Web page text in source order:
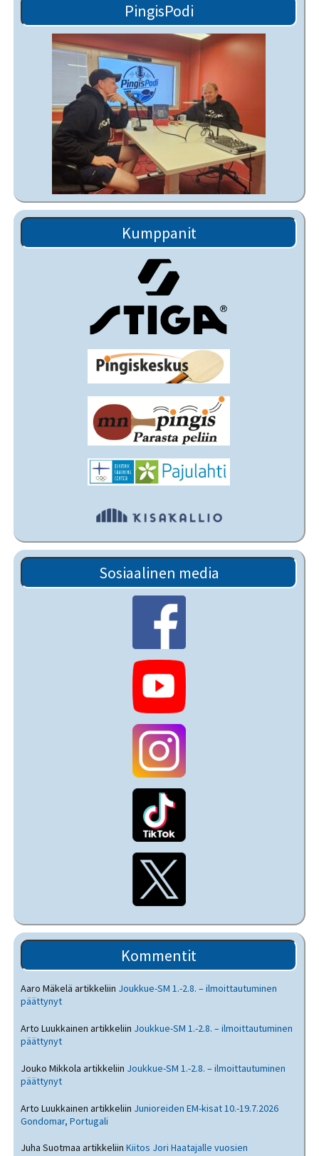
PingisPodi
Kumppanit
Sosiaalinen media
Kommentit
Aaro Mäkelä artikkeliin Joukkue-SM 1.-2.8. – ilmoittautuminen
päättynyt
Arto Luukkainen artikkeliin Joukkue-SM 1.-2.8. – ilmoittautuminen
päättynyt
Jouko Mikkola artikkeliin Joukkue-SM 1.-2.8. – ilmoittautuminen
päättynyt
Arto Luukkainen artikkeliin Junioreiden EM-kisat 10.-19.7.2026
Gondomar, Portugali
Juha Suotmaa artikkeliinKiitos Jori Haatajalle vuosien